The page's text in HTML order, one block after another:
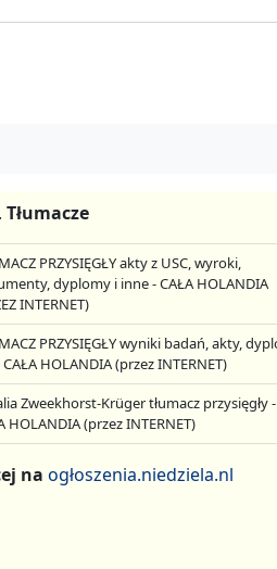
Tłumacze
PRZYSIĘGŁY akty z USC, wyroki,
dyplomy i inne - CAŁA HOLANDIA
INTERNET)
PRZYSIĘGŁY wyniki badań, akty,
HOLANDIA (przez INTERNET)
Zweekhorst-Krüger tłumacz przysięgły -
HOLANDIA (przez INTERNET)
naogłoszenia.niedziela.nl